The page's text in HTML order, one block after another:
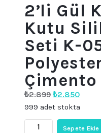
2’li Gül
Kutu
Seti K-
Çimento
₺2.899 Orijinal
fiyat:
₺2.899.
₺2.850Şu
fiyat:
999 adet stokta
2'li
Sepete Ekle